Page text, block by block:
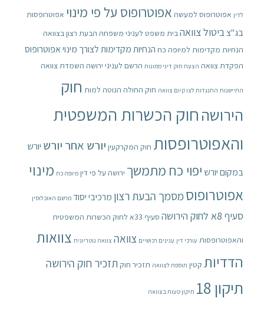
לדין אפוטרופוס למעשה אפוטרופוס על פי מינוי אפוטרופסות
בג"צביטול צוואהבית משפט לעניני משפחה הבעת רצון בצוואה
הנחיות מקדימות למיופה כח הנחיות מקדימות לצורך מינוי אפוטרופוס
הפקדת צוואה הצעת חוק דיני ממונות הרשם לעניני ירושה השמדת צוואה
התיישנות התנגדות לצו קיום צוואה חוק החולה הנוטה למות חוק
הירושהחוק הכשרות המשפטית
והאפוטרופסות חוק המקרקעין יורש אחר יורש יורש
במקום יורש יפוי כח מתמשך ירושה על פי דין מיופה כח מינוי
אפוטרופוס מסמך הבעת רצון מרכיבי יסוד מרשם האוכלוסין
סעיף 8א לחוק הירושה סעיף 33א לחוק הכשרות המשפטית
והאפוטרופסות עורכי דין ענינים רכושיים צוואה צוואה נוטריונית צוואות
הדדיות קטין תוספת לצוואה תזכיר חוק תזכיר חוק הירושה
תיקון 18 תיקון טעות בצוואה